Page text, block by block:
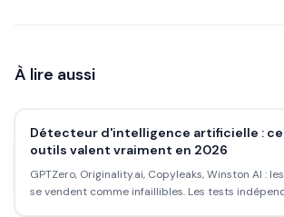
À lire aussi
Détecteur d'intelligence artificielle : ce
outils valent vraiment en 2026
GPTZero, Originality.ai, Copyleaks, Winston AI :
se vendent comme infaillibles. Les tests